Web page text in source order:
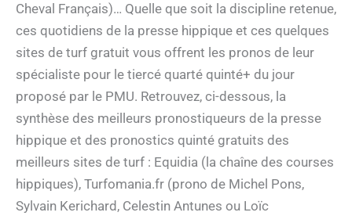
Cheval Français)… Quelle que soit la discipline retenue,
ces quotidiens de la presse hippique et ces quelques
sites de turf gratuit vous offrent les pronos de leur
spécialiste pour le tiercé quarté quinté+ du jour
proposé par le PMU. Retrouvez, ci-dessous, la
synthèse des meilleurs pronostiqueurs de la presse
hippique et des pronostics quinté gratuits des
meilleurs sites de turf : Equidia (la chaîne des courses
hippiques), Turfomania.fr (prono de Michel Pons,
Sylvain Kerichard, Celestin Antunes ou Loïc